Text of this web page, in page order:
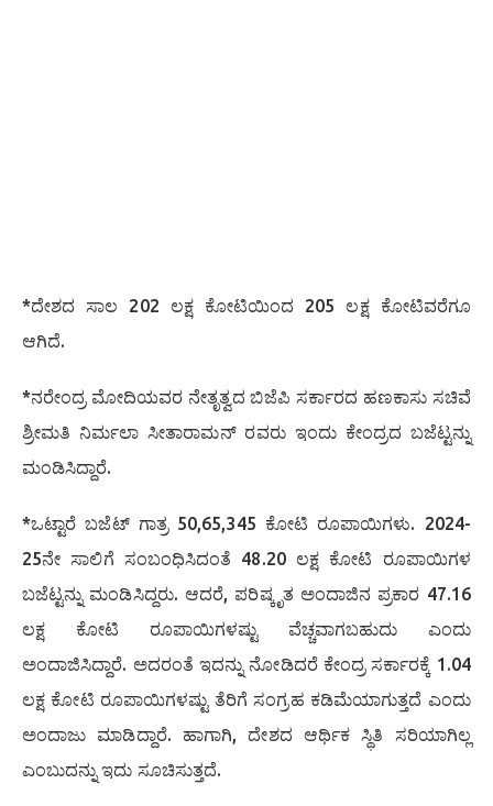
*ದೇಶದ ಸಾಲ 202 ಲಕ್ಷ ಕೋಟಿಯಿಂದ 205 ಲಕ್ಷ ಕೋಟಿವರೆಗೂ
ಆಗಿದೆ.
*ನರೇಂದ್ರ ಮೋದಿಯವರ ನೇತೃತ್ವದ ಬಿಜೆಪಿ ಸರ್ಕಾರದ ಹಣಕಾಸು ಸಚಿವೆ
ಶ್ರೀಮತಿ ನಿರ್ಮಲಾ ಸೀತಾರಾಮನ್ ರವರು ಇಂದು ಕೇಂದ್ರದ ಬಜೆಟ್ಟನ್ನು
ಮಂಡಿಸಿದ್ದಾರೆ.
*ಒಟ್ಟಾರೆ ಬಜೆಟ್ ಗಾತ್ರ 50,65,345 ಕೋಟಿ ರೂಪಾಯಿಗಳು. 2024-
25ನೇ ಸಾಲಿಗೆ ಸಂಬಂಧಿಸಿದಂತೆ 48.20 ಲಕ್ಷ ಕೋಟಿ ರೂಪಾಯಿಗಳ
ಬಜೆಟ್ಟನ್ನು ಮಂಡಿಸಿದ್ದರು. ಆದರೆ, ಪರಿಷ್ಕೃತ ಅಂದಾಜಿನ ಪ್ರಕಾರ 47.16
ಲಕ್ಷ ಕೋಟಿ ರೂಪಾಯಿಗಳಷ್ಟು ವೆಚ್ಚವಾಗಬಹುದು ಎಂದು
ಅಂದಾಜಿಸಿದ್ದಾರೆ. ಅದರಂತೆ ಇದನ್ನು ನೋಡಿದರೆ ಕೇಂದ್ರ ಸರ್ಕಾರಕ್ಕೆ 1.04
ಲಕ್ಷ ಕೋಟಿ ರೂಪಾಯಿಗಳಷ್ಟು ತೆರಿಗೆ ಸಂಗ್ರಹ ಕಡಿಮೆಯಾಗುತ್ತದೆ ಎಂದು
ಅಂದಾಜು ಮಾಡಿದ್ದಾರೆ. ಹಾಗಾಗಿ, ದೇಶದ ಆರ್ಥಿಕ ಸ್ಥಿತಿ ಸರಿಯಾಗಿಲ್ಲ
ಎಂಬುದನ್ನು ಇದು ಸೂಚಿಸುತ್ತದೆ.